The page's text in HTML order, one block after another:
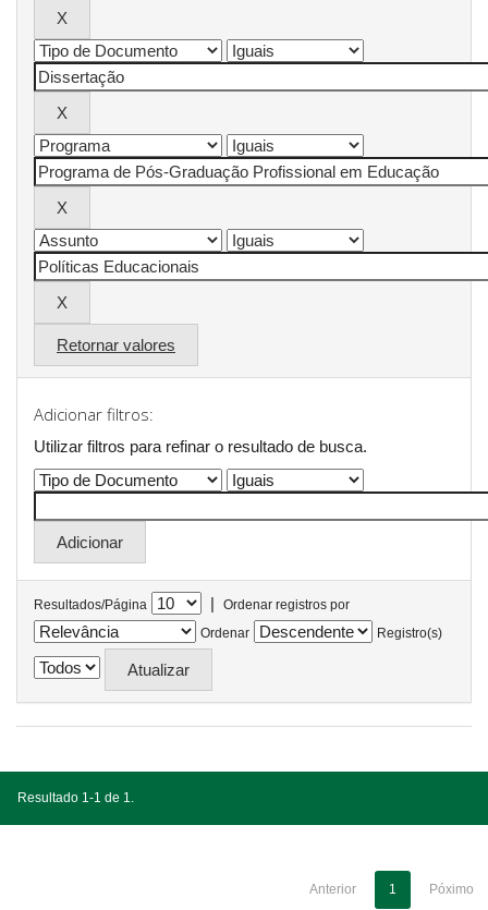
Retornar valores
Adicionar filtros:
Utilizar filtros para refinar o resultado de busca.
Resultados/Página |
Ordenar registros por
Ordenar
Registro(s)
Resultado 1-1 de 1.
Anterior 1 Póximo